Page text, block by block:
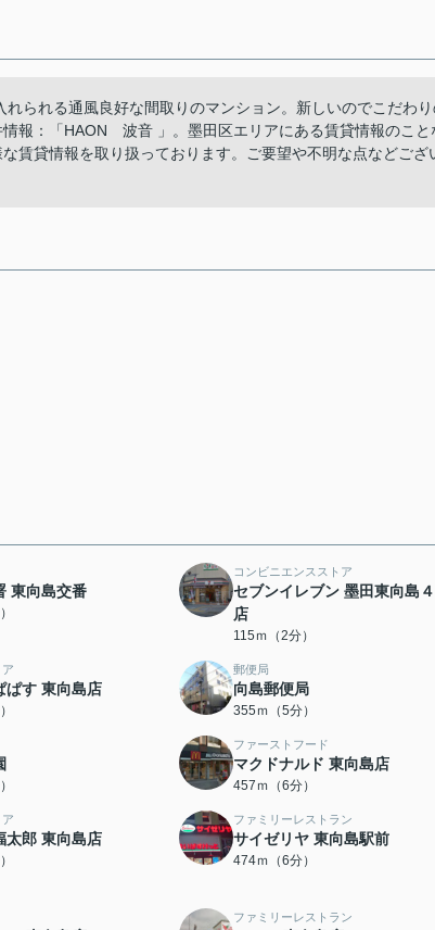
られる通風良好な間取りのマンション。新しいのでこだわ
報：「HAON 波音 」。墨田区エリアにある賃貸情報のこと
賃貸情報を取り扱っております。ご要望や不明な点などござ
東向島交番
コンビニエンスストア
セブンイレブン 墨田東向島
店
115ｍ（2分）
ア
ぱす 東向島店
郵便局
向島郵便局
355ｍ（5分）
ファーストフード
マクドナルド 東向島店
457ｍ（6分）
ア
太郎 東向島店
ファミリーレストラン
サイゼリヤ 東向島駅前
474ｍ（6分）
ファミリーレストラン